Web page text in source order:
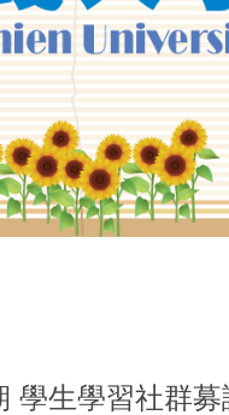
學生學習社群